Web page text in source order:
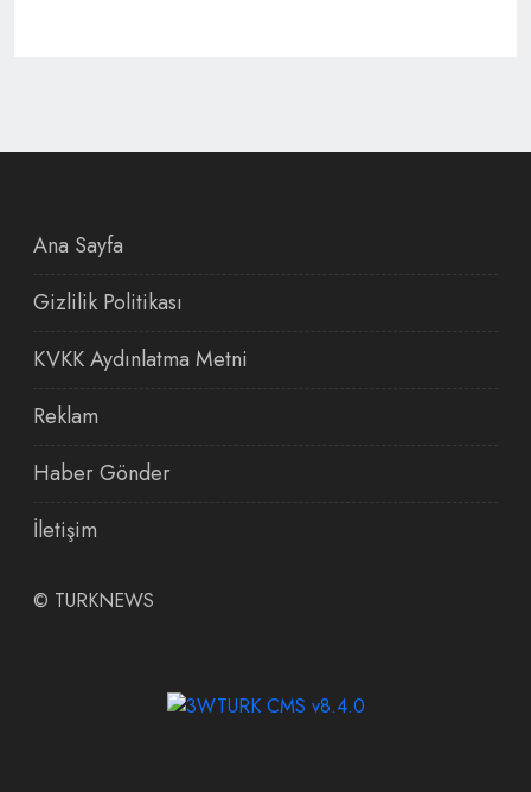
Ana Sayfa
Gizlilik Politikası
KVKK Aydınlatma Metni
Reklam
Haber Gönder
İletişim
© TURKNEWS